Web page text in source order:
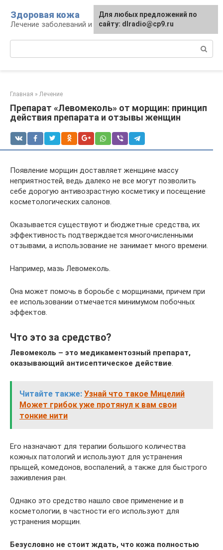
контенту
Здоровая кожа
Лечение заболеваний и уход за кожей
Главная » Лечение
Препарат «Левомеколь» от морщин: принцип
действия препарата и отзывы женщин
Появление морщин доставляет женщине массу
неприятностей, ведь далеко не все могут позволить
себе дорогую антивозрастную косметику и посещение
косметологических салонов.
Оказывается существуют и бюджетные средства, их
эффективность подтверждается многочисленными
отзывами, а использование не занимает много времени.
Например, мазь Левомеколь.
Она может помочь в бороьбе с морщинами, причем при
ее использовании отмечается минимумом побочных
эффектов.
Что это за средство?
Левомеколь – это медикаментозный препарат,
оказывающий антисептическое действие.
Читайте также: Узнай что такое Мицелий
Может грибок уже протянул к вам свои
тонкие нити
Его назначают для терапии большого количества
кожных патологий и используют для устранения
прыщей, комедонов, воспалений, а также для быстрого
заживления ран.
Однако это средство нашло свое применение и в
косметологии, в частности его используют для
устранения морщин.
Безусловно не стоит ждать, что кожа полностью
Для любых предложений по
сайту: dlradio@cp9.ru